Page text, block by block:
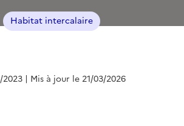
Habitat intercalaire
2023 | Mis à jour le 21/03/2026